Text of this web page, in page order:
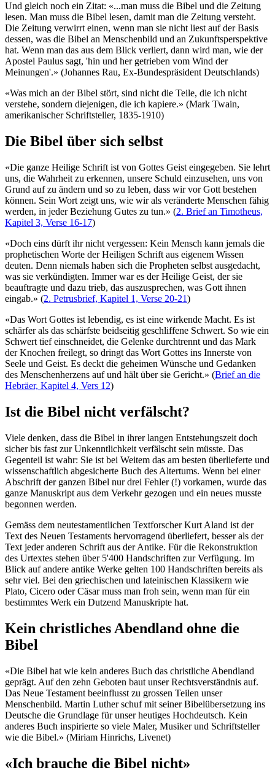
Und gleich noch ein Zitat: «...man muss die Bibel und die Zeitung
lesen. Man muss die Bibel lesen, damit man die Zeitung versteht.
Die Zeitung verwirrt einen, wenn man sie nicht liest auf der Basis
dessen, was die Bibel an Menschenbild und an Zukunftsperspektive
hat. Wenn man das aus dem Blick verliert, dann wird man, wie der
Apostel Paulus sagt, 'hin und her getrieben vom Wind der
Meinungen'.» (Johannes Rau, Ex-Bundespräsident Deutschlands)
«Was mich an der Bibel stört, sind nicht die Teile, die ich nicht
verstehe, sondern diejenigen, die ich kapiere.» (Mark Twain,
amerikanischer Schriftsteller, 1835-1910)
Die Bibel über sich selbst
«Die ganze Heilige Schrift ist von Gottes Geist eingegeben. Sie lehrt
uns, die Wahrheit zu erkennen, unsere Schuld einzusehen, uns von
Grund auf zu ändern und so zu leben, dass wir vor Gott bestehen
können. Sein Wort zeigt uns, wie wir als veränderte Menschen fähig
werden, in jeder Beziehung Gutes zu tun.» (2. Brief an Timotheus,
Kapitel 3, Verse 16-17)
«Doch eins dürft ihr nicht vergessen: Kein Mensch kann jemals die
prophetischen Worte der Heiligen Schrift aus eigenem Wissen
deuten. Denn niemals haben sich die Propheten selbst ausgedacht,
was sie verkündigten. Immer war es der Heilige Geist, der sie
beauftragte und dazu trieb, das auszusprechen, was Gott ihnen
eingab.» (2. Petrusbrief, Kapitel 1, Verse 20-21)
«Das Wort Gottes ist lebendig, es ist eine wirkende Macht. Es ist
schärfer als das schärfste beidseitig geschliffene Schwert. So wie ein
Schwert tief einschneidet, die Gelenke durchtrennt und das Mark
der Knochen freilegt, so dringt das Wort Gottes ins Innerste von
Seele und Geist. Es deckt die geheimen Wünsche und Gedanken
des Menschenherzens auf und hält über sie Gericht.» (Brief an die
Hebräer, Kapitel 4, Vers 12)
Ist die Bibel nicht verfälscht?
Viele denken, dass die Bibel in ihrer langen Entstehungszeit doch
sicher bis fast zur Unkenntlichkeit verfälscht sein müsste. Das
Gegenteil ist wahr: Sie ist bei Weitem das am besten überlieferte und
wissenschaftlich abgesicherte Buch des Altertums. Wenn bei einer
Abschrift der ganzen Bibel nur drei Fehler (!) vorkamen, wurde das
ganze Manuskript aus dem Verkehr gezogen und ein neues musste
begonnen werden.
Gemäss dem neutestamentlichen Textforscher Kurt Aland ist der
Text des Neuen Testaments hervorragend überliefert, besser als der
Text jeder anderen Schrift aus der Antike. Für die Rekonstruktion
des Urtextes stehen über 5'400 Handschriften zur Verfügung. Im
Blick auf andere antike Werke gelten 100 Handschriften bereits als
sehr viel. Bei den griechischen und lateinischen Klassikern wie
Plato, Cicero oder Cäsar muss man froh sein, wenn man für ein
bestimmtes Werk ein Dutzend Manuskripte hat.
Kein christliches Abendland ohne die
Bibel
«Die Bibel hat wie kein anderes Buch das christliche Abendland
geprägt. Auf den zehn Geboten baut unser Rechtsverständnis auf.
Das Neue Testament beeinflusst zu grossen Teilen unser
Menschenbild. Martin Luther schuf mit seiner Bibelübersetzung ins
Deutsche die Grundlage für unser heutiges Hochdeutsch. Kein
anderes Buch inspirierte so viele Maler, Musiker und Schriftsteller
wie die Bibel.» (Miriam Hinrichs, Livenet)
«Ich brauche die Bibel nicht»